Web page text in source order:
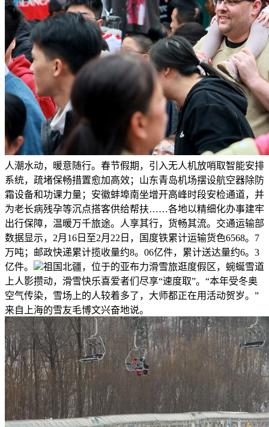
人潮水动，暖意随行。春节假期，引入无人机放哨取智能安排
系统，疏堵保畅措置愈加高效；山东青岛机场摆设航空器除防
霜设备和功课力量；安徽蚌埠南坐增开高峰时段安检通道，并
为老长病残孕等沉点搭客供给帮扶……各地以精细化办事建牢
出行保障，温暖万千旅途。人享其行，货畅其流。交通运输部
数据显示，2月16日至2月22日，国度铁累计运输货色6568。7
万吨；邮政快递累计揽收量约8。06亿件，累计送达量约6。3
亿件。
祖国北疆，位于的亚布力滑雪旅逛度假区，蜿蜒雪道
上人影攒动，滑雪快乐喜爱者们尽享“速度取”。“本年受冬奥
空气传染，雪场上的人较着多了，大师都正在用活动贺岁。”
来自上海的雪友毛博文兴奋地说。